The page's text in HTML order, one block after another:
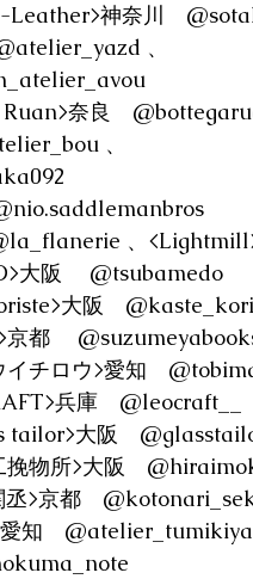
神奈川　
、
奈良　
、
、
大阪 　@tsubamedo
大阪　
京都 　
イチロウ>愛知　
兵庫　@leocraft__
tailor>大阪　
挽物所>大阪　
>京都　
知　@atelier_tumikiya